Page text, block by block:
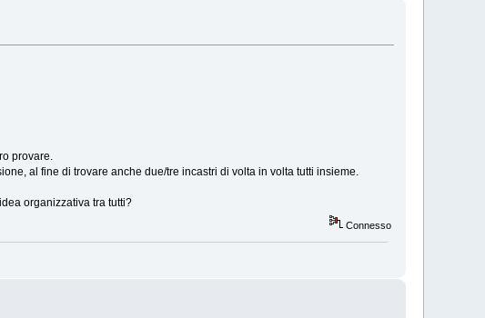
provare.
al fine di trovare anche due/tre incastri di volta in volta tutti insieme.
organizzativa tra tutti?
Connesso